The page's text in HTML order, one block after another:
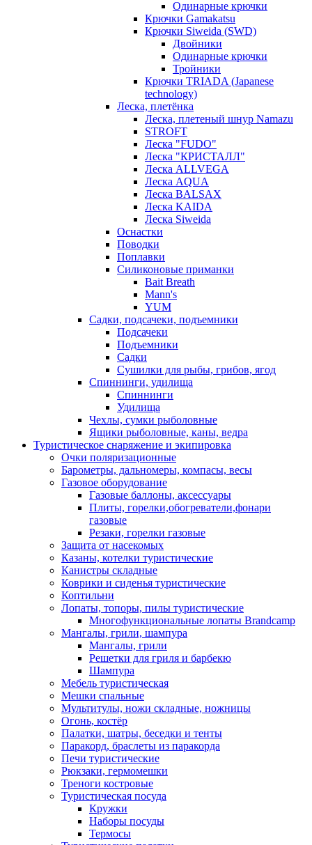
Одинарные крючки
Крючки Gamakatsu
Крючки Siweida (SWD)
Двойники
Одинарные крючки
Тройники
Крючки TRIADA (Japanese
technology)
Леска, плетёнка
Леска, плетеный шнур Namazu
STROFT
Леска "FUDO"
Леска "КРИСТАЛЛ"
Леска ALLVEGA
Леска AQUA
Леска BALSAX
Леска KAIDA
Леска Siweida
Оснастки
Поводки
Поплавки
Силиконовые приманки
Bait Breath
Mann's
YUM
Садки, подсачеки, подъемники
Подсачеки
Подъемники
Садки
Сушилки для рыбы, грибов, ягод
Спиннинги, удилища
Спиннинги
Удилища
Чехлы, сумки рыболовные
Ящики рыболовные, каны, ведра
Туристическое снаряжение и экипировка
Очки поляризационные
Барометры, дальномеры, компасы, весы
Газовое оборудование
Газовые баллоны, аксессуары
Плиты, горелки,обогреватели,фонари
газовые
Резаки, горелки газовые
Защита от насекомых
Казаны, котелки туристические
Канистры складные
Коврики и сиденья туристические
Коптильни
Лопаты, топоры, пилы туристические
Многофункциональные лопаты Brandcamp
Мангалы, грили, шампура
Мангалы, грили
Решетки для гриля и барбекю
Шампура
Мебель туристическая
Мешки спальные
Мультитулы, ножи складные, ножницы
Огонь, костёр
Палатки, шатры, беседки и тенты
Паракорд, браслеты из паракорда
Печи туристические
Рюкзаки, гермомешки
Треноги костровые
Туристическая посуда
Кружки
Наборы посуды
Термосы